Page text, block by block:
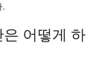
.
어떻게 하